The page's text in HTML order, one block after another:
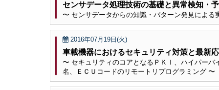
センサデータ処理技術の基礎と異常検知・
〜 センサデータからの知識・パターン発見によ
2016年07月19日(火)
車載機器におけるセキュリティ対策と最新
〜 セキュリティのコアとなるＰＫＩ、ハイパー
名、ＥＣＵコードのリモートリプログラミング 〜